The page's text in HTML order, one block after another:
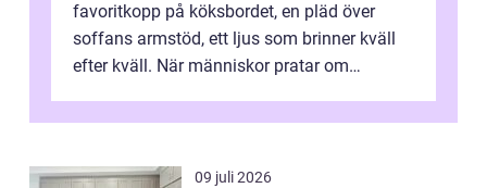
favoritkopp på köksbordet, en pläd över
soffans armstöd, ett ljus som brinner kväll
efter kväll. När människor pratar om
fä...
09 juli 2026